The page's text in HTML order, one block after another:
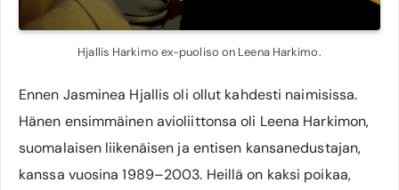
Hjallis Harkimo ex-puoliso on Leena Harkimo.
Ennen Jasminea Hjallis oli ollut kahdesti naimisissa.
Hänen ensimmäinen avioliittonsa oli Leena Harkimon,
suomalaisen liikenäisen ja entisen kansanedustajan,
kanssa vuosina 1989–2003. Heillä on kaksi poikaa,